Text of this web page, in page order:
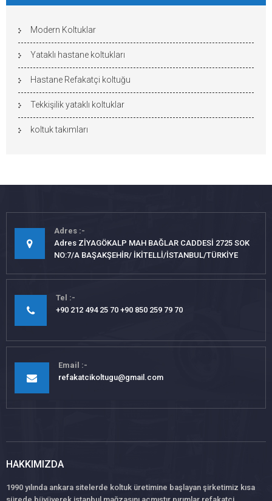
Modern Koltuklar
Yataklı hastane koltukları
Hastane Refakatçi koltuğu
Tekkişilik yataklı koltuklar
koltuk takımları
Adres
Adres ZİYAGÖKALP MAH BAĞLAR CADDESİ 2725 SOK
NO:7/A BAŞAKŞEHİR/ İKİTELLİ/İSTANBUL/TÜRKİYE
Tel
+90 212 494 25 70 +90 850 259 79 70
Email
refakatcikoltugu@gmail.com
HAKKIMIZDA
1990 yılında ankara sitelerde koltuk üretimine başlayan şirketimiz kısa